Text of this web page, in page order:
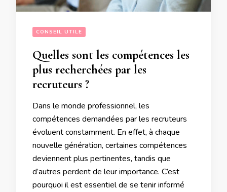
CONSEIL UTILE
Quelles sont les compétences les
plus recherchées par les
recruteurs ?
Dans le monde professionnel, les
compétences demandées par les recruteurs
évoluent constamment. En effet, à chaque
nouvelle génération, certaines compétences
deviennent plus pertinentes, tandis que
d’autres perdent de leur importance. C’est
pourquoi il est essentiel de se tenir informé